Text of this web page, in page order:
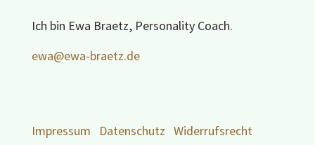
Ich bin Ewa Braetz, Personality Coach.
ewa@ewa-braetz.de
Impressum Datenschutz Widerrufsrecht